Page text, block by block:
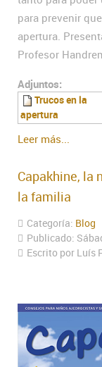
para prevenir
apertura.
Profesor
Adjuntos:
Trucos en la
apertura
Leer más...
Capakhine, la
la familia
Categoría: Blog
Publicado:
Escrito por Luís